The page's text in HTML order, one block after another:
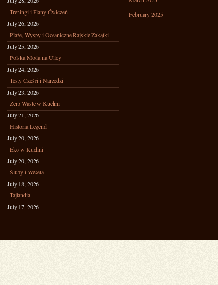
Treningi i Plany Ćwiczeń
July 26, 2026
Plaże, Wyspy i Oceaniczne Rajskie Zakątki
July 25, 2026
Polska Moda na Ulicy
July 24, 2026
Testy Części i Narzędzi
July 23, 2026
Zero Waste w Kuchni
July 21, 2026
Historia Legend
July 20, 2026
Eko w Kuchni
July 20, 2026
Śluby i Wesela
July 18, 2026
Tajlandia
July 17, 2026
February 2025